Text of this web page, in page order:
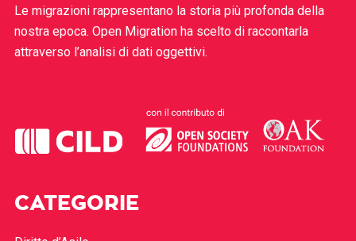
Le migrazioni rappresentano la storia più profonda della
nostra epoca. Open Migration ha scelto di raccontarla
attraverso l’analisi di dati oggettivi.
CATEGORIE